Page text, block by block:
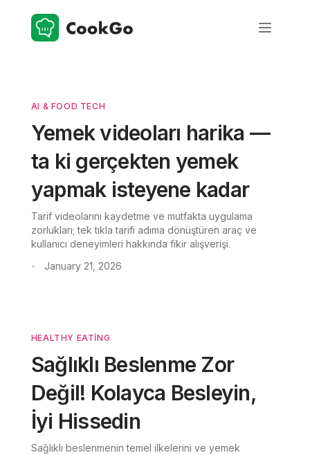
AI & FOOD TECH
Yemek videoları harika —
ta ki gerçekten yemek
yapmak isteyene kadar
Tarif videolarını kaydetme ve mutfakta uygulama
zorlukları; tek tıkla tarifi adıma dönüştüren araç ve
kullanıcı deneyimleri hakkında fikir alışverişi.
• January 21, 2026
HEALTHY EATING
Sağlıklı Beslenme Zor
Değil! Kolayca Besleyin,
İyi Hissedin
Sağlıklı beslenmenin temel ilkelerini ve yemek